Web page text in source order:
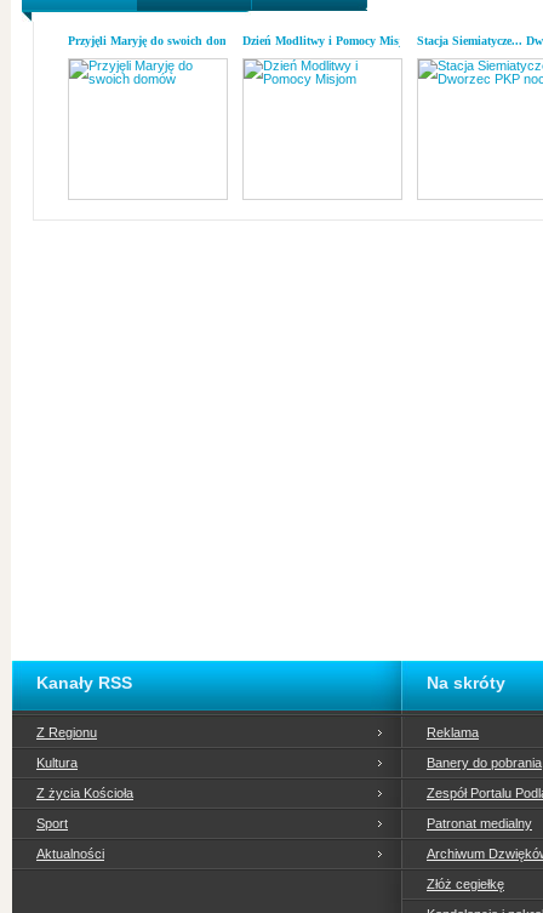
Przyjęli Maryję do swoich domówDzień Modlitwy i Pomocy MisjomStacja Siemiatycze...
Kanały RSS
Z Regionu
Kultura
Z życia Kościoła
Sport
Aktualności
Na skróty
Reklama
Banery do pobrania
Zespół Portalu
Patronat medialny
Archiwum
Złóż cegiełkę